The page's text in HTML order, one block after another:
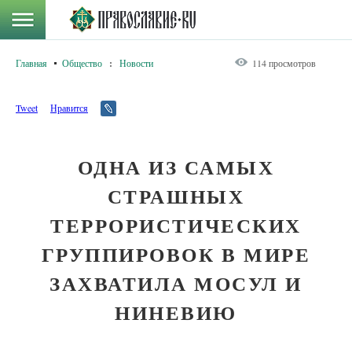
Главная Общество : Новости 114 просмотров
Tweet Нравится
ОДНА ИЗ САМЫХ
СТРАШНЫХ
ТЕРРОРИСТИЧЕСКИХ
ГРУППИРОВОК В МИРЕ
ЗАХВАТИЛА МОСУЛ И
НИНЕВИЮ